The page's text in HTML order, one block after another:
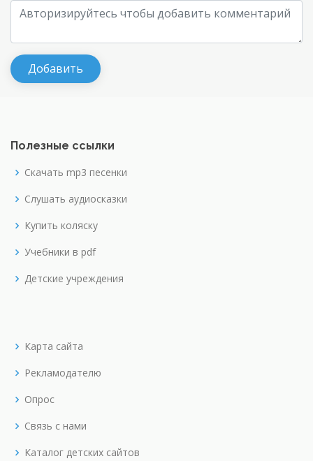
Полезные ссылки
Скачать mp3 песенки
Слушать аудиосказки
Купить коляску
Учебники в pdf
Детские учреждения
Карта сайта
Рекламодателю
Опрос
Связь с нами
Каталог детских сайтов